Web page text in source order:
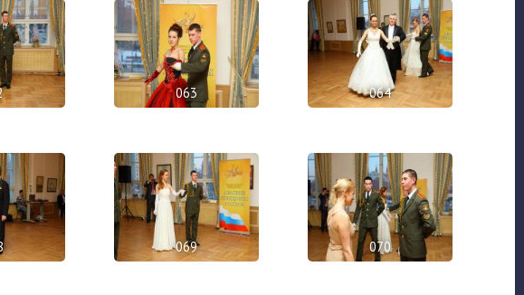
063 064
069 070